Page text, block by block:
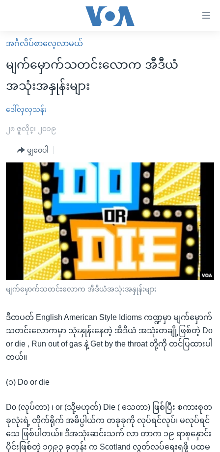
လွယ်ကူ
စေ
များ
ပင်မ
စာမျက်နှာ
ကြည့်
ရှာဖွေ
ရန်
နေရာ
သို့
ရန်
မူလစာမျက်နှာ
မြန်မာ
ကမ္ဘာ့သတင်းများ
နိုင်ငံတကာ
အစ္စရေး-ပါလက်စတိုင်း
ဗွီဒီယို
အင်္ဂလိပ်စာလေ့လာမယ်
အမေရိကန်သုံးအီဒီယံ
မကြေးမုံရဲ့ အင်္ဂလိပ်စာ
ရုပ်ရှင်ထဲက အင်္ဂလိပ်စာ
သုတပဒေသာ အင်္ဂလိပ်စာ
အပတ်စဉ်ကဏ္ဍများ
ရေဒီယို
တီဗွီ
ရေဒီယိုနှင့်ရုပ်သံ အချက်အလက်များ
ရေဒီယို/တီဗွီအစီအစဉ်
Learning English
ဗွီအိုအေ လူမှုကွန်ယက်များ
ဘာသာစကားများ
အင်္ဂလိပ်စာလေ့လာမယ်
မျက်မှောက်သတင်းလောက အီဒီယံ
အသုံးအနှုန်းများ
ဒေါ်လှလှသန်း
၂၈ ဇူလိုင္၊ ၂၀၁၉
မျှဝေပါ
မျက်မှောက်သတင်းလောက အီဒီယံအသုံးအနှုန်းများ
ဒီတပတ် English American Style Idioms ကဏ္ဍမှာ မျက်မှောက်
သတင်းလောကမှာ သုံးနှုန်းနေတဲ့ အီဒီယံ အသုံးတချို့ဖြစ်တဲ့ Do
or die , Run out of gas နဲ့ Get by the throat တို့ကို တင်ပြထားပါ
တယ်။
(၁) Do or die
Do (လုပ်တာ) ၊ or (သို့မဟုတ်) Die ( သေတာ) ဖြစ်ပြီး စကားစုတ
ခုလုံးရဲ့ တိုက်ရိုက် အဓိပ္ပါယ်က တခုခုကို လုပ်ရင်လုပ်၊ မလုပ်ရင်
သေ ဖြစ်ပါတယ်။ ဒီအသုံးဆင်းသက် လာ တာက ၁၉ ရာစုနှောင်း
ပိုင်းဖြစ်တဲ့ ၁၇၉၃ ခုတုန်း က Scotland လွတ်လပ်ရေးရဖို့ ပထမ